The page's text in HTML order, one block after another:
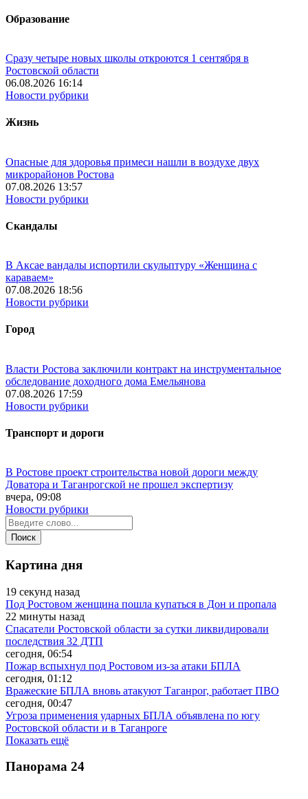
Образование
Сразу четыре новых школы откроются 1 сентября в
Ростовской области
06.08.2026 16:14
Новости рубрики
Жизнь
Опасные для здоровья примеси нашли в воздухе двух
микрорайонов Ростова
07.08.2026 13:57
Новости рубрики
Скандалы
В Аксае вандалы испортили скульптуру «Женщина с
караваем»
07.08.2026 18:56
Новости рубрики
Город
Власти Ростова заключили контракт на инструментальное
обследование доходного дома Емельянова
07.08.2026 17:59
Новости рубрики
Транспорт и дороги
В Ростове проект строительства новой дороги между
Доватора и Таганрогской не прошел экспертизу
вчера, 09:08
Новости рубрики
Картина дня
19 секунд назад
Под Ростовом женщина пошла купаться в Дон и пропала
22 минуты назад
Спасатели Ростовской области за сутки ликвидировали
последствия 32 ДТП
сегодня, 06:54
Пожар вспыхнул под Ростовом из-за атаки БПЛА
сегодня, 01:12
Вражеские БПЛА вновь атакуют Таганрог, работает ПВО
сегодня, 00:47
Угроза применения ударных БПЛА объявлена по югу
Ростовской области и в Таганроге
Показать ещё
Панорама 24